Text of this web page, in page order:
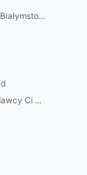
Ci ...